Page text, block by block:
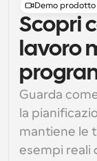
Demo prodotto
Scopri
lavoro
Guarda
la
mantiene le
esempi reali